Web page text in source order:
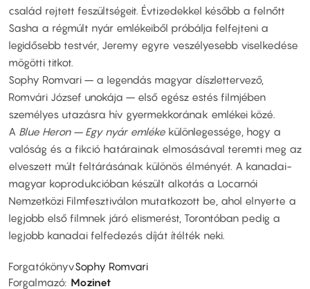
család rejtett feszültségeit. Évtizedekkel később a felnőtt
Sasha a régmúlt nyár emlékeiből próbálja felfejteni a
legidősebb testvér, Jeremy egyre veszélyesebb viselkedése
mögötti titkot.
Sophy Romvari – a legendás magyar díszlettervező,
Romvári József unokája – első egész estés filmjében
személyes utazásra hív gyermekkorának emlékei közé.
A Blue Heron – Egy nyár emléke különlegessége, hogy a
valóság és a fikció határainak elmosásával teremti meg az
elveszett múlt feltárásának különös élményét. A kanadai-
magyar koprodukcióban készült alkotás a Locarnói
Nemzetközi Filmfesztiválon mutatkozott be, ahol elnyerte a
legjobb első filmnek járó elismerést, Torontóban pedig a
legjobb kanadai felfedezés díját ítélték neki.
ForgatókönyvSophy Romvari
Forgalmazó Mozinet